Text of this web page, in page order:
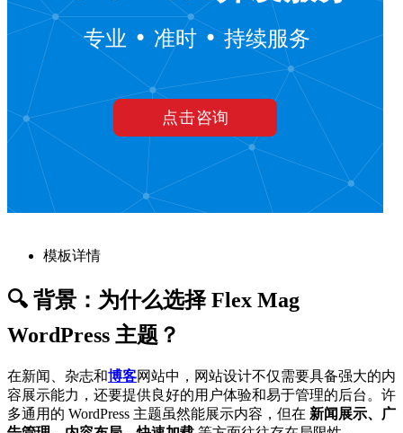
模板详情
🔍 背景：为什么选择 Flex Mag
WordPress 主题？
在新闻、杂志和博客网站中，网站设计不仅需要具备强大的内
容展示能力，还要提供良好的用户体验和易于管理的后台。许
多通用的 WordPress 主题虽然能展示内容，但在 新闻展示、广